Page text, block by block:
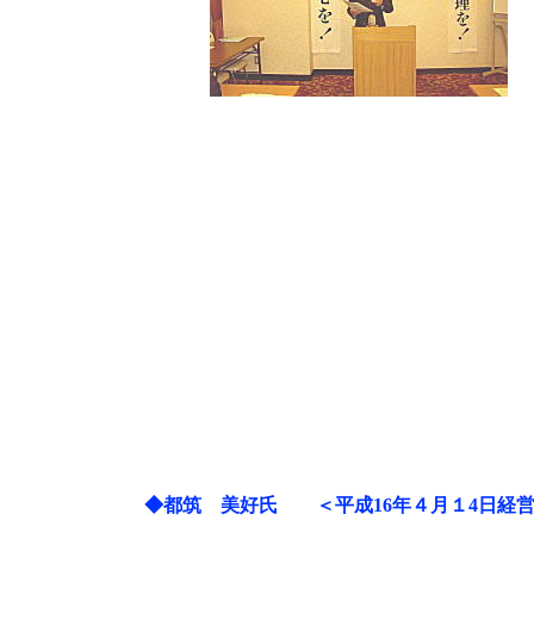
◆都筑 美好氏 ＜平成16年４月１4日経営